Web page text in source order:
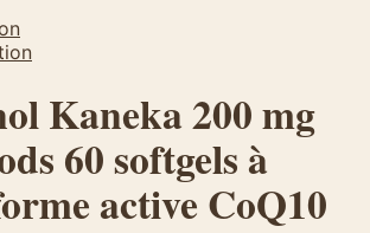
Kaneka 200 mg
60 softgels à
active CoQ10